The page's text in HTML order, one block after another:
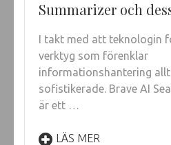
Summarizer och
I takt med att teknologin
verktyg som förenklar
informationshantering
sofistikerade. Brave AI
är ett …
LÄS MER